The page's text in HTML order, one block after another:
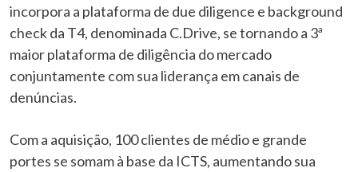
incorpora a plataforma de due diligence e background
check da T4, denominada C.Drive, se tornando a 3ª
maior plataforma de diligência do mercado
conjuntamente com sua liderança em canais de
denúncias.
Com a aquisição, 100 clientes de médio e grande
portes se somam à base da ICTS, aumentando sua